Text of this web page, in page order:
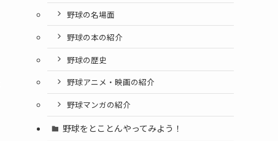
野球の名場面
野球の本の紹介
野球の歴史
野球アニメ・映画の紹介
野球マンガの紹介
野球をとことんやってみよう！